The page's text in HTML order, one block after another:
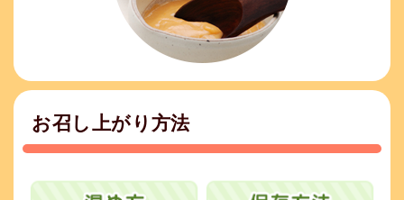
お召し上がり方法